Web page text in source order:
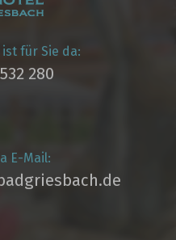
für Sie da:
280
E-Mail: